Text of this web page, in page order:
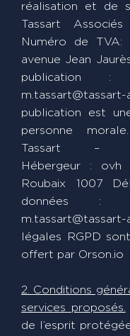
réalisation et de
Tassart
Numéro de
avenue Jean
publication :
publication est
personne
Tassart –
Hébergeur :
Roubaix 1007
données :
légales RGPD
offert par Orson.io
2. Conditions
services proposés.
de l’esprit